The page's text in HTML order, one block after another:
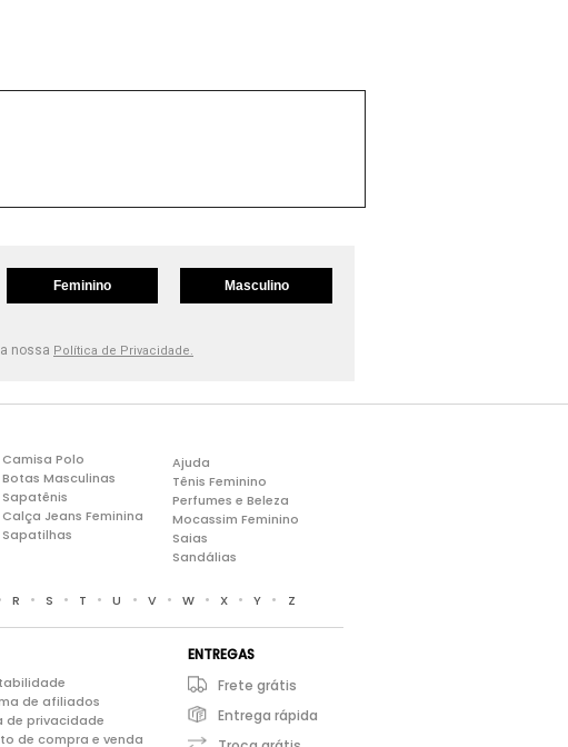
Feminino Masculino
nossa Política de Privacidade.
Camisa Polo
Botas Masculinas
Sapatênis
Calça Jeans Feminina
Sapatilhas
Ajuda
Tênis Feminino
Perfumes e Beleza
Mocassim Feminino
Saias
Sandálias
R • S • T • U • V • W • X • Y • Z
de afiliados
de privacidade
de compra e venda
ENTREGAS
Frete grátis
Entrega rápida